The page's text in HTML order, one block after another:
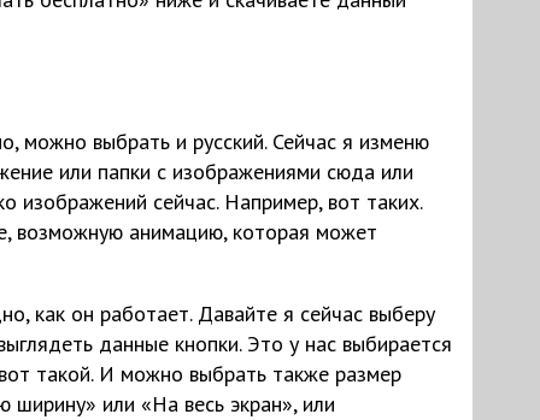
можно выбрать и русский. Сейчас я изменю
или папки с изображениями сюда или
сейчас. Например, вот таких.
возможную анимацию, которая может
как он работает. Давайте я сейчас выберу
данные кнопки. Это у нас выбирается
такой. И можно выбрать также размер
или «На весь экран», или